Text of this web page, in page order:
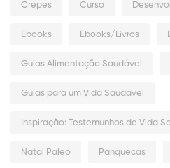
Crepes Curso
Ebooks Ebooks/Livros
Guias Alimentação Saudável
Guias para um Vida Saudável
Inspiração: Testemunhos de Vida
Natal Paleo Panquecas